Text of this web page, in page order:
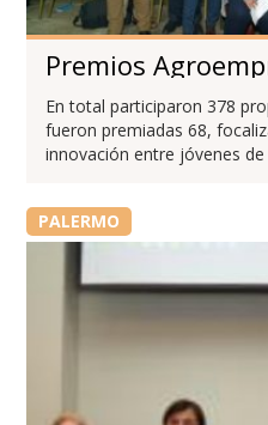
Premios
En total participaron 378
fueron premiadas 68,
innovación entre jóvenes
PALERMO